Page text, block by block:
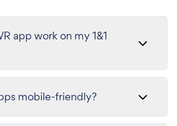
app work on my 1&1
mobile-friendly?